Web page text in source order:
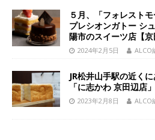
５月、「フォレスト
プレシオンガトー シ
陽市のスイーツ店【京
2024年2月5日 ALCO
JR松井山手駅の近く
「に志かわ 京田辺店
2023年2月8日 ALCO